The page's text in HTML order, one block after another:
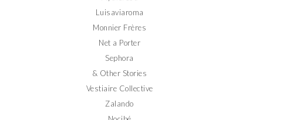
Luisaviaroma
Monnier Frères
Net a Porter
Sephora
& Other Stories
Vestiaire Collective
Zalando